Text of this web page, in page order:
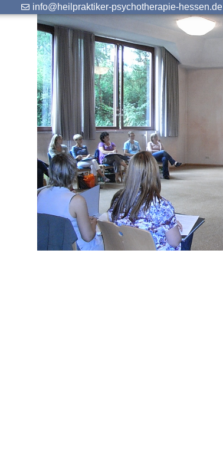
info@heilpraktiker-psychotherapie-hessen.de